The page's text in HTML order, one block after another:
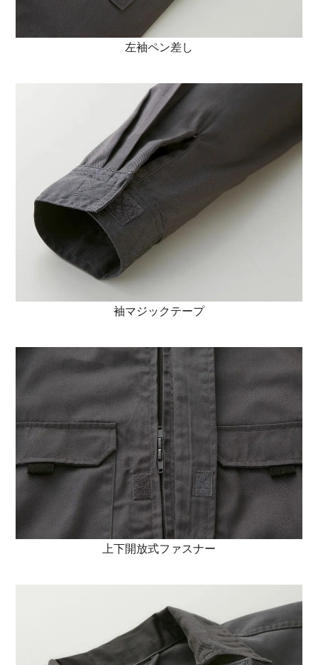
左袖ペン差し
袖マジックテープ
上下開放式ファスナー